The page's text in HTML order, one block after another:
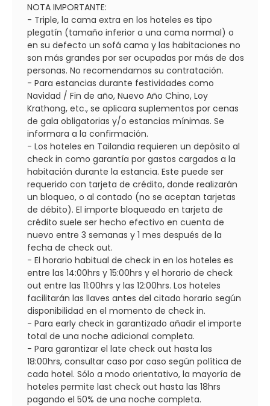
NOTA IMPORTANTE:
- Triple, la cama extra en los hoteles es tipo
plegatín (tamaño inferior a una cama normal) o
en su defecto un sofá cama y las habitaciones no
son más grandes por ser ocupadas por más de dos
personas. No recomendamos su contratación.
- Para estancias durante festividades como
Navidad / Fin de año, Nuevo Año Chino, Loy
Krathong, etc., se aplicara suplementos por cenas
de gala obligatorias y/o estancias mínimas. Se
informara a la confirmación.
- Los hoteles en Tailandia requieren un depósito al
check in como garantía por gastos cargados a la
habitación durante la estancia. Este puede ser
requerido con tarjeta de crédito, donde realizarán
un bloqueo, o al contado (no se aceptan tarjetas
de débito). El importe bloqueado en tarjeta de
crédito suele ser hecho efectivo en cuenta de
nuevo entre 3 semanas y 1 mes después de la
fecha de check out.
- El horario habitual de check in en los hoteles es
entre las 14:00hrs y 15:00hrs y el horario de check
out entre las 11:00hrs y las 12:00hrs. Los hoteles
facilitarán las llaves antes del citado horario según
disponibilidad en el momento de check in.
- Para early check in garantizado añadir el importe
total de una noche adicional completa.
- Para garantizar el late check out hasta las
18:00hrs, consultar caso por caso según política de
cada hotel. Sólo a modo orientativo, la mayoría de
hoteles permite last check out hasta las 18hrs
pagando el 50% de una noche completa.